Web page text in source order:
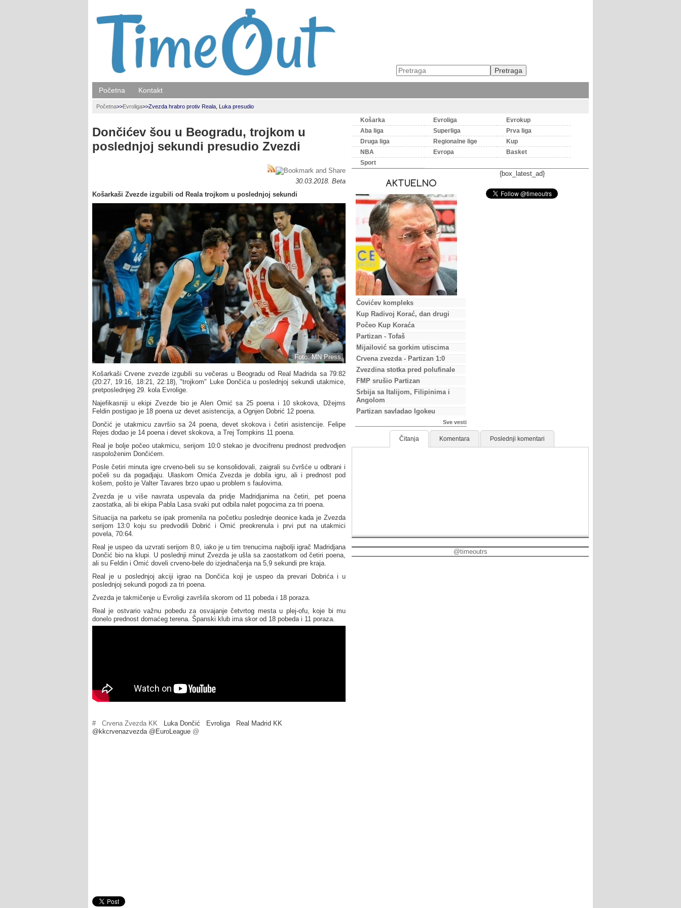
Početna Kontakt
Početna>>Evroliga>>Zvezda hrabro protiv Reala, Luka presudio
Dončićev šou u Beogradu, trojkom u
poslednjoj sekundi presudio Zvezdi
30.03.2018. Beta
Košarkaši Zvezde izgubili od Reala trojkom u poslednjoj sekundi
Foto: MN Press
Košarkaši Crvene zvezde izgubili su večeras u Beogradu od Real Madrida sa 79:82
(20:27, 19:16, 18:21, 22:18), "trojkom" Luke Dončića u poslednjoj sekundi utakmice,
pretposlednjeg 29. kola Evrolige.
Najefikasniji u ekipi Zvezde bio je Alen Omić sa 25 poena i 10 skokova, Džejms
Feldin postigao je 18 poena uz devet asistencija, a Ognjen Dobrić 12 poena.
Dončić je utakmicu završio sa 24 poena, devet skokova i četiri asistencije. Felipe
Rejes dodao je 14 poena i devet skokova, a Trej Tompkins 11 poena.
Real je bolje počeo utakmicu, serijom 10:0 stekao je dvocifrenu prednost predvodjen
raspoloženim Dončićem.
Posle četiri minuta igre crveno-beli su se konsolidovali, zaigrali su čvršće u odbrani i
počeli su da pogadjaju. Ulaskom Omića Zvezda je dobila igru, ali i prednost pod
košem, pošto je Valter Tavares brzo upao u problem s faulovima.
Zvezda je u više navrata uspevala da pridje Madridjanima na četiri, pet poena
zaostatka, ali bi ekipa Pabla Lasa svaki put odbila nalet pogocima za tri poena.
Situacija na parketu se ipak promenila na početku poslednje deonice kada je Zvezda
serijom 13:0 koju su predvodili Dobrić i Omić preokrenula i prvi put na utakmici
povela, 70:64.
Real je uspeo da uzvrati serijom 8:0, iako je u tim trenucima najbolji igrač Madridjana
Dončić bio na klupi. U poslednji minut Zvezda je ušla sa zaostatkom od četiri poena,
ali su Feldin i Omić doveli crveno-bele do izjednačenja na 5,9 sekundi pre kraja.
Real je u poslednjoj akciji igrao na Dončića koji je uspeo da prevari Dobrića i u
poslednjoj sekundi pogodi za tri poena.
Zvezda je takmičenje u Evroligi završila skorom od 11 pobeda i 18 poraza.
Real je ostvario važnu pobedu za osvajanje četvrtog mesta u plej-ofu, koje bi mu
donelo prednost domaćeg terena. Španski klub ima skor od 18 pobeda i 11 poraza.
# Crvena Zvezda KK Luka Dončić Evroliga
Real Madrid KK
@kkcrvenazvezda @EuroLeague @
Košarka Evroliga
Evrokup
Aba liga
Superliga
Prva liga
Druga liga
Regionalne lige
Kup
NBA
Evropa
Basket
Sport
AKTUELNO
Čovićev kompleks
Kup Radivoj Korać, dan drugi
Počeo Kup Koraća
Partizan - Tofaš
Mijailović sa gorkim utiscima
Crvena zvezda - Partizan 1:0
Zvezdina stotka pred polufinale
FMP srušio Partizan
Srbija sa Italijom, Filipinima i
Angolom
Partizan savladao Igokeu
Sve vesti
{box_latest_ad}
Čitanja Komentara Poslednji komentari
@timeoutrs